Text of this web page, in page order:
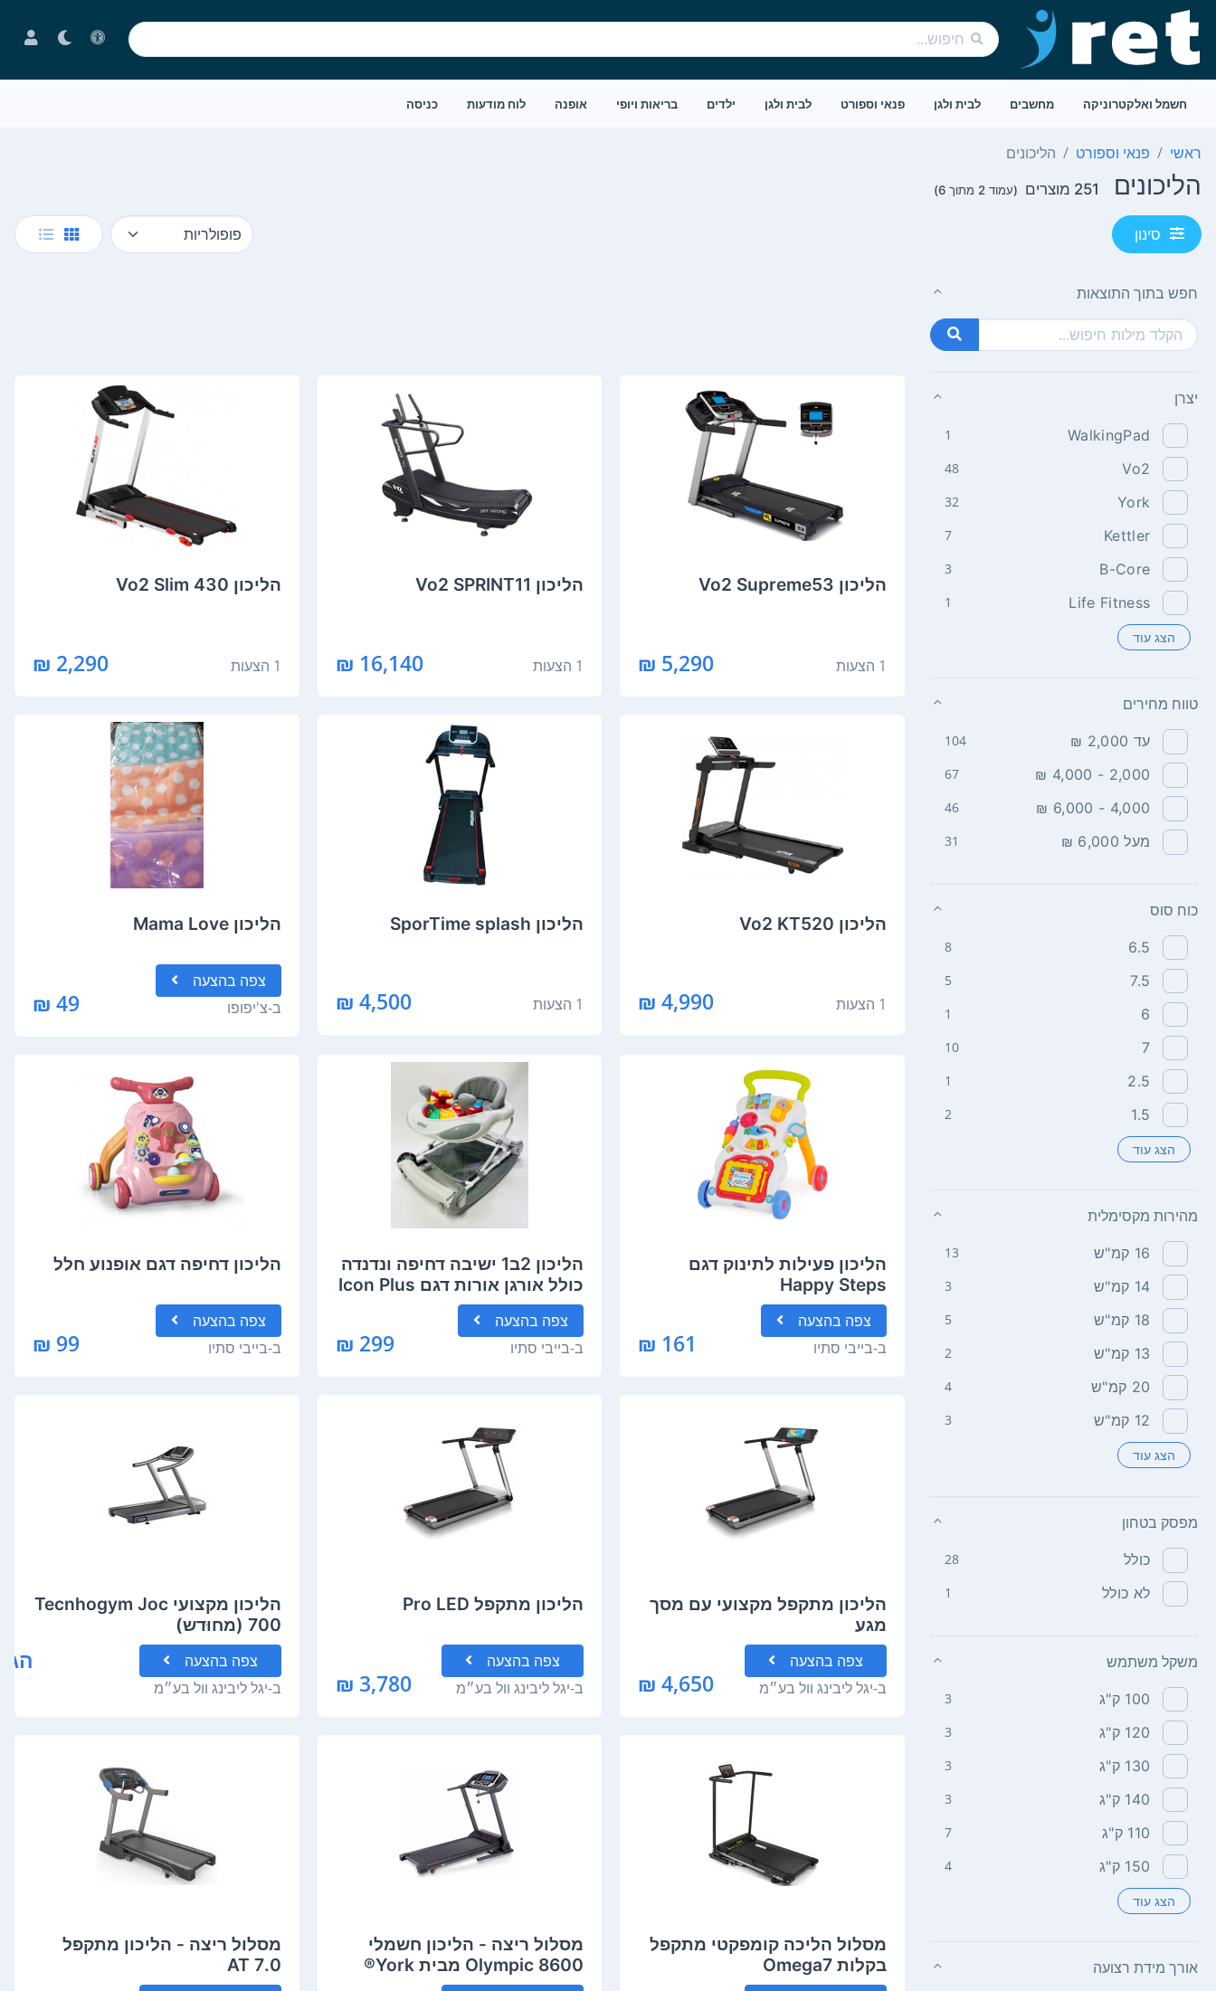
חשמל ואלקטרוניקה מחשבים לבית ולגן פנאי וספורט לבית ולגן ילדים בריאות ויופי אופנה לוח מודעות כניסה
ראשי פנאי וספורט הליכונים
הליכונים 251 מוצרים (עמוד 2 מתוך 6)
סינון
חפש בתוך התוצאות
יצרן
WalkingPad
1
Vo2
48
York
32
Kettler
7
B-Core
3
Life Fitness
1
הצג עוד
טווח מחירים
עד 2,000 ₪ 104
2,000 - 4,000 ₪
67
4,000 - 6,000 ₪
46
מעל 6,000 ₪ 31
כוח סוס
6.5
8
7.5
5
6
1
7
10
2.5
1
1.5
2
הצג עוד
מהירות מקסימלית
16‏ קמ"ש 13
14‏ קמ"ש 3
18‏ קמ"ש 5
13‏ קמ"ש 2
20‏ קמ"ש 4
12‏ קמ"ש 3
הצג עוד
מפסק בטחון
כולל 28
לא כולל 1
משקל משתמש
100‏ ק"ג 3
120‏ ק"ג 3
130‏ ק"ג 3
140‏ ק"ג 3
110‏ ק"ג 7
150‏ ק"ג 4
הצג עוד
אורך מידת רצועה
הליכון Vo2 Supreme53
1 הצעות 5,290 ₪
הליכון Vo2 SPRINT11
1 הצעות 16,140 ₪
הליכון Vo2 Slim 430
1 הצעות 2,290 ₪
הליכון Vo2 KT520
1 הצעות 4,990 ₪
הליכון SporTime splash
1 הצעות 4,500 ₪
הליכון Mama Love
צפה בהצעה
ב-צ'יפופו 49 ₪
הליכון פעילות לתינוק דגם
Happy Steps
צפה בהצעה
ב-בייבי סתיו 161 ₪
הליכון 2ב1 ישיבה דחיפה ונדנדה
כולל אורגן אורות דגם Icon Plus
Rocker
צפה בהצעה
ב-בייבי סתיו 299 ₪
הליכון דחיפה דגם אופנוע חלל
צפה בהצעה
ב-בייבי סתיו 99 ₪
הליכון מתקפל מקצועי עם מסך
מגע
צפה בהצעה
ב-יגל ליבינג וול בע״מ 4,650 ₪
הליכון מתקפל Pro LED
צפה בהצעה
ב-יגל ליבינג וול בע״מ 3,780 ₪
הליכון מקצועי Tecnhogym Joc
700 (מחוּדש)
צפה בהצעה
ב-יגל ליבינג וול בע״מ
מסלול הליכה קומפקטי מתקפל
בקלות Omega7
מסלול ריצה - הליכון חשמלי
Olympic 8600 מבית York®
מסלול ריצה - הליכון מתקפל
7.0 AT